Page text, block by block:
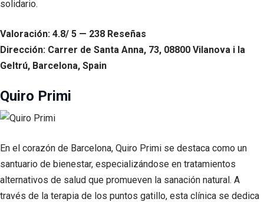
solidario.
Valoración: 4.8/ 5 — 238 Reseñas
Dirección: Carrer de Santa Anna, 73, 08800 Vilanova i la
Geltrú, Barcelona, Spain
Quiro Primi
En el corazón de Barcelona, Quiro Primi se destaca como un
santuario de bienestar, especializándose en tratamientos
alternativos de salud que promueven la sanación natural. A
través de la terapia de los puntos gatillo, esta clínica se dedica